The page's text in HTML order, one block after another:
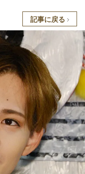
記事に戻る